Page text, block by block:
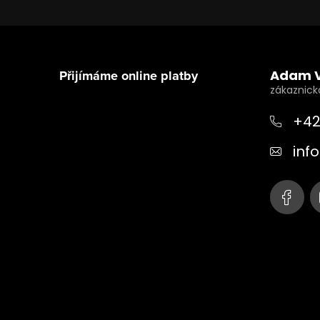
Přijímáme online platby Adam
info